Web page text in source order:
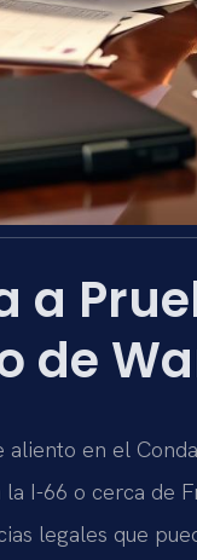
a
de
en el
I-66 o cerca de
legales que